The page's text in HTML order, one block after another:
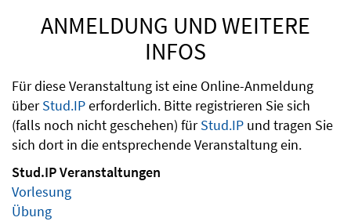
ANMELDUNG UND WEITERE
INFOS
Für diese Veranstaltung ist eine Online-Anmeldung
überStud.IPerforderlich. Bitte registrieren Sie sich
(falls noch nicht geschehen) fürStud.IP und tragen Sie
sich dort in die entsprechende Veranstaltung ein.
Stud.IP Veranstaltungen
Vorlesung
Übung